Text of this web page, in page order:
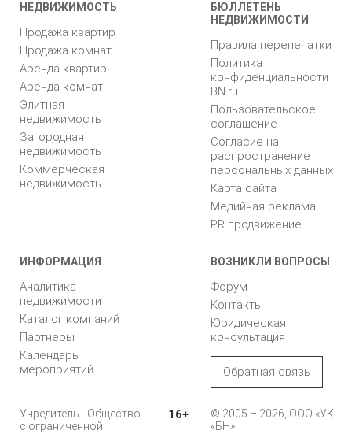
НЕДВИЖИМОСТЬ
Продажа квартир
Продажа комнат
Аренда квартир
Аренда комнат
Элитная
недвижимость
Загородная
недвижимость
Коммерческая
недвижимость
БЮЛЛЕТЕНЬ
НЕДВИЖИМОСТИ
Правила перепечатки
Политика
конфиденциальности
BN.ru
Пользовательское
соглашение
Согласие на
распространение
персональных данных
Карта сайта
Медийная реклама
PR продвижение
ИНФОРМАЦИЯ
Аналитика
недвижимости
Каталог компаний
Партнеры
Календарь
мероприятий
ВОЗНИКЛИ ВОПРОСЫ
Форум
Контакты
Юридическая
консультация
Обратная связь
Учредитель - Общество
с ограниченной
16+
© 2005 – 2026, ООО «УК
«БН»